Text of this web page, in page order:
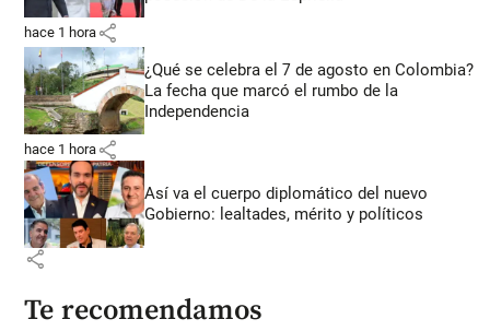
hace 1 hora share
¿Qué se celebra el 7 de agosto en Colombia?
La fecha que marcó el rumbo de la
Independencia
hace 1 hora share
Así va el cuerpo diplomático del nuevo
Gobierno: lealtades, mérito y políticos
share
Te recomendamos